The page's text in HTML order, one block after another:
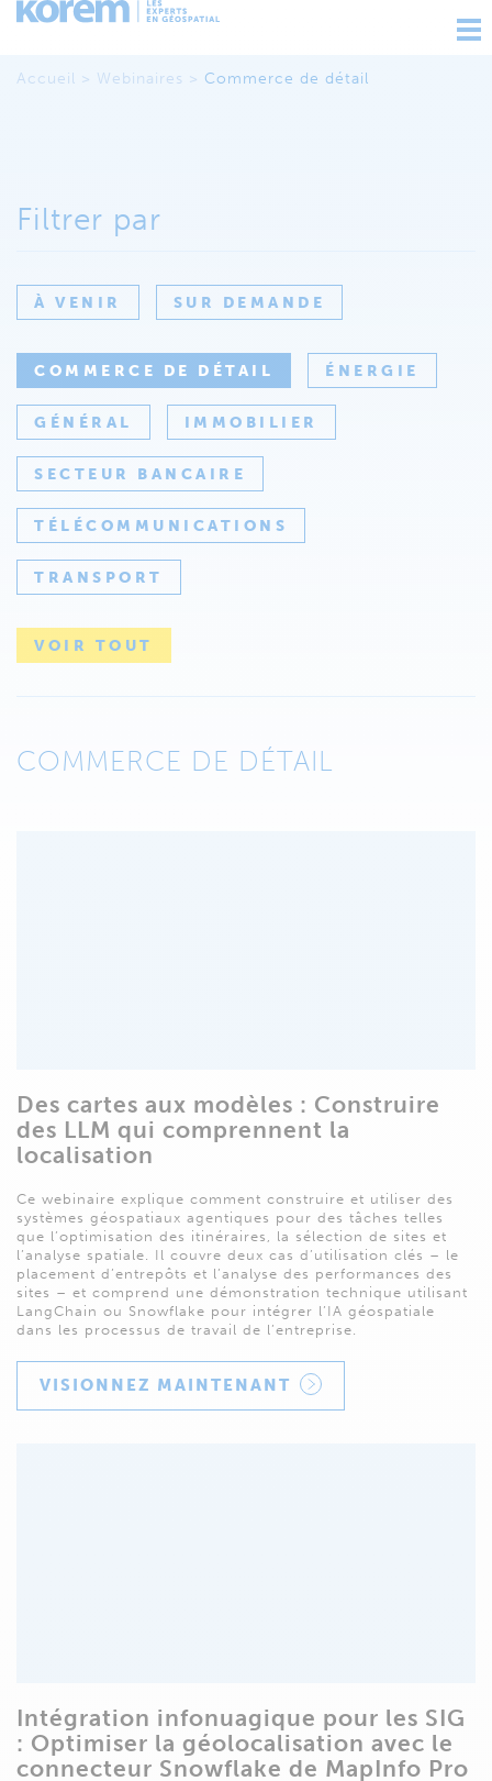
Accueil > Webinaires > Commerce de détail
Filtrer par
À VENIR SUR DEMANDE
COMMERCE DE DÉTAIL ÉNERGIE
GÉNÉRAL IMMOBILIER
SECTEUR BANCAIRE
TÉLÉCOMMUNICATIONS
TRANSPORT
VOIR TOUT
COMMERCE DE DÉTAIL
Des cartes aux modèles : Construire
des LLM qui comprennent la
localisation
Ce webinaire explique comment construire et utiliser des
systèmes géospatiaux agentiques pour des tâches telles
que l’optimisation des itinéraires, la sélection de sites et
l’analyse spatiale. Il couvre deux cas d’utilisation clés – le
placement d’entrepôts et l’analyse des performances des
sites – et comprend une démonstration technique utilisant
LangChain ou Snowflake pour intégrer l’IA géospatiale
dans les processus de travail de l’entreprise.
VISIONNEZ MAINTENANT
Intégration infonuagique pour les SIG
: Optimiser la géolocalisation avec le
connecteur Snowflake de MapInfo Pro